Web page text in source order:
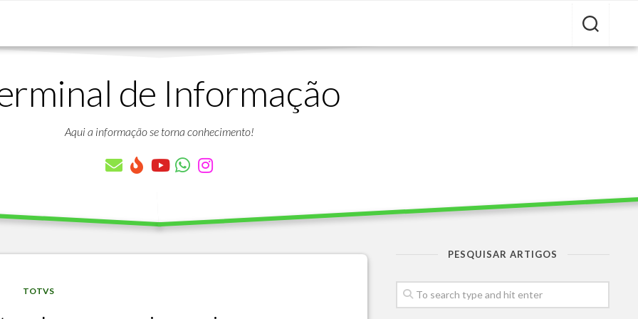
LISTA
TABELAS
AULAS
DE
de Informação
Aqui a informação se torna conhecimento!
TOTVS
PESQUISAR ARTIGOS